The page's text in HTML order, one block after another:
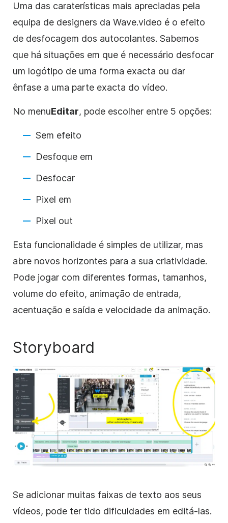
Uma das caraterísticas mais apreciadas pela
equipa de designers da Wave.video é o efeito
de desfocagem dos autocolantes. Sabemos
que há situações em que é necessário desfocar
um logótipo de uma forma exacta ou dar
ênfase a uma parte exacta do vídeo.
No menuEditar, pode escolher entre 5 opções:
Sem efeito
Desfoque em
Desfocar
Pixel em
Pixel out
Esta funcionalidade é simples de utilizar, mas
abre novos horizontes para a sua criatividade.
Pode jogar com diferentes formas, tamanhos,
volume do efeito, animação de entrada,
acentuação e saída e velocidade da animação.
Storyboard
Se adicionar muitas faixas de texto aos seus
vídeos, pode ter tido dificuldades em editá-las.